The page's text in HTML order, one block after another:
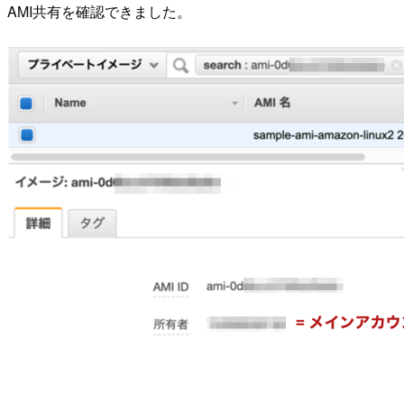
AMI共有を確認できました。